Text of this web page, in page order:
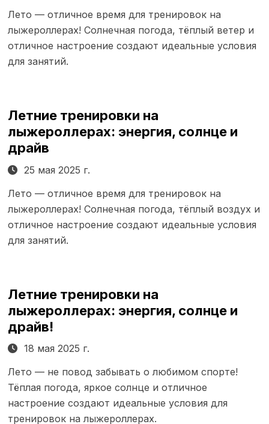
Лето — отличное время для тренировок на
лыжероллерах! Солнечная погода, тёплый ветер и
отличное настроение создают идеальные условия
для занятий.
Летние тренировки на
лыжероллерах: энергия, солнце и
драйв
25 мая 2025 г.
Лето — отличное время для тренировок на
лыжероллерах! Солнечная погода, тёплый воздух и
отличное настроение создают идеальные условия
для занятий.
Летние тренировки на
лыжероллерах: энергия, солнце и
драйв!
18 мая 2025 г.
Лето — не повод забывать о любимом спорте!
Тёплая погода, яркое солнце и отличное
настроение создают идеальные условия для
тренировок на лыжероллерах.